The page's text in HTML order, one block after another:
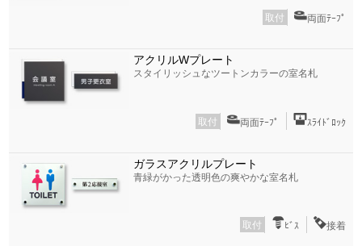
取付 両面ﾃｰﾌﾟ
アクリルWプレート
スタイリッシュなツートンカラーの室名札
取付 両面ﾃｰﾌﾟ ｽﾗｲﾄﾞﾛｯｸ
ガラスアクリルプレート
青緑がかった透明色の爽やかな室名札
取付 ﾋﾞｽ 接着